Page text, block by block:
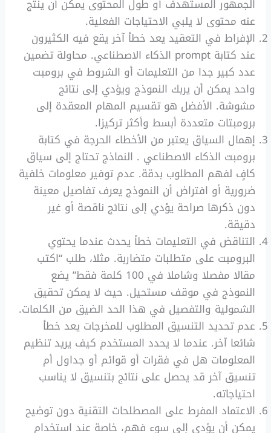
الجمهور المستهدف أو طول المحتوى يمكن أن ينتج
عنه محتوى لا يلبي الاحتياجات الفعلية.
الإفراط في التعقيد يعد خطأ آخر يقع فيه الكثيرون
عند كتابة prompt الذكاء الاصطناعي. محاولة تضمين
عدد كبير جدا من التعليمات أو الشروط في برومبت
واحد يمكن أن يربك النموذج ويؤدي إلى نتائج
مشوشة. الأفضل هو تقسيم المهام المعقدة إلى
برومبتات متعددة أبسط وأكثر تركيزا.
إهمال السياق يعتبر من الأخطاء الحرجة في كتابة
برومبت الذكاء الاصطناعي . النماذج تحتاج إلى سياق
كافٍ لفهم المطلوب بدقة. عدم توفير معلومات خلفية
ضرورية أو افتراض أن النموذج يعرف تفاصيل معينة
دون ذكرها صراحة يؤدي إلى نتائج ناقصة أو غير
دقيقة.
التناقض في التعليمات خطأ يحدث عندما يحتوي
البرومبت على متطلبات متضاربة. مثلا، طلب “اكتب
مقالا مفصلا وشاملا في 100 كلمة فقط” يضع
النموذج في موقف مستحيل. حيث لا يمكن تحقيق
الشمولية والتفصيل في هذا الحد الضيق من الكلمات.
عدم تحديد التنسيق المطلوب للمخرجات يعد خطأ
شائعا آخر. عندما لا يحدد المستخدم كيف يريد تنظيم
المعلومات هل في فقرات أو قوائم أو جداول أم
تنسيق آخر قد يحصل على نتائج بتنسيق لا يناسب
احتياجاته.
الاعتماد المفرط على المصطلحات التقنية دون توضيح
يمكن أن يؤدي إلى سوء فهم، خاصة عند استخدام